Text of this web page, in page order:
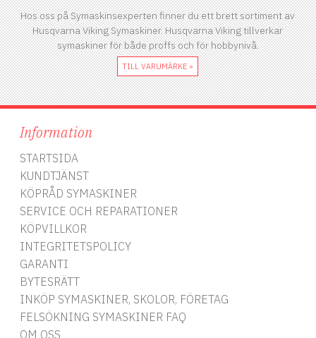
Hos oss på Symaskinsexperten finner du ett brett sortiment av
Husqvarna Viking Symaskiner. Husqvarna Viking tillverkar
symaskiner för både proffs och för hobbynivå.
TILL VARUMÄRKE »
Information
STARTSIDA
KUNDTJÄNST
KÖPRÅD SYMASKINER
SERVICE OCH REPARATIONER
KÖPVILLKOR
INTEGRITETSPOLICY
GARANTI
BYTESRÄTT
INKÖP SYMASKINER, SKOLOR, FÖRETAG
FELSÖKNING SYMASKINER FAQ
OM OSS